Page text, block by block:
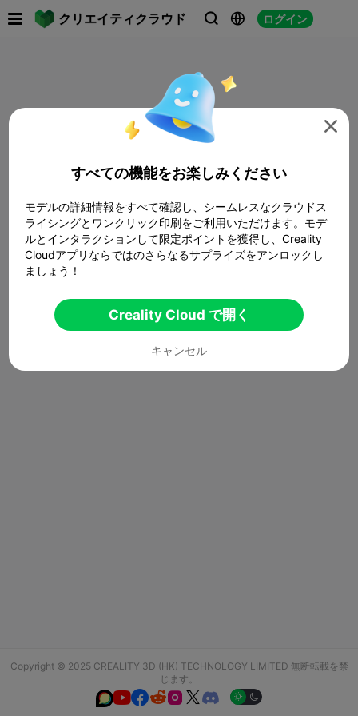
クリエイティクラウド   ログイン
Copyright © 2025 CREALITY 3D (HK) TECHNOLOGY LIMITED 無断転載を禁
じます。
  

すべての機能をお楽しみください
モデルの詳細情報をすべて確認し、シームレスなクラウドス
ライシングとワンクリック印刷をご利用いただけます。モデ
ルとインタラクションして限定ポイントを獲得し、Creality
Cloudアプリならではのさらなるサプライズをアンロックし
ましょう！
Creality Cloud で開く
キャンセル